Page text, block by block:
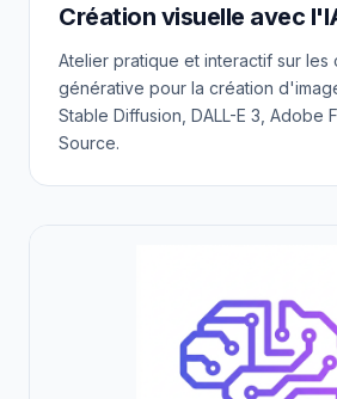
Création visuelle avec
Atelier pratique et interactif sur les
générative pour la création
Stable Diffusion, DALL-E 3, Adobe
Source.